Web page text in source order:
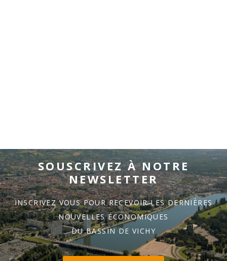
SOUSCRIVEZ À NOTRE
NEWSLETTER
INSCRIVEZ VOUS POUR RECEVOIR LES DERNIÈRES
NOUVELLES ÉCONOMIQUES
DU BASSIN DE VICHY